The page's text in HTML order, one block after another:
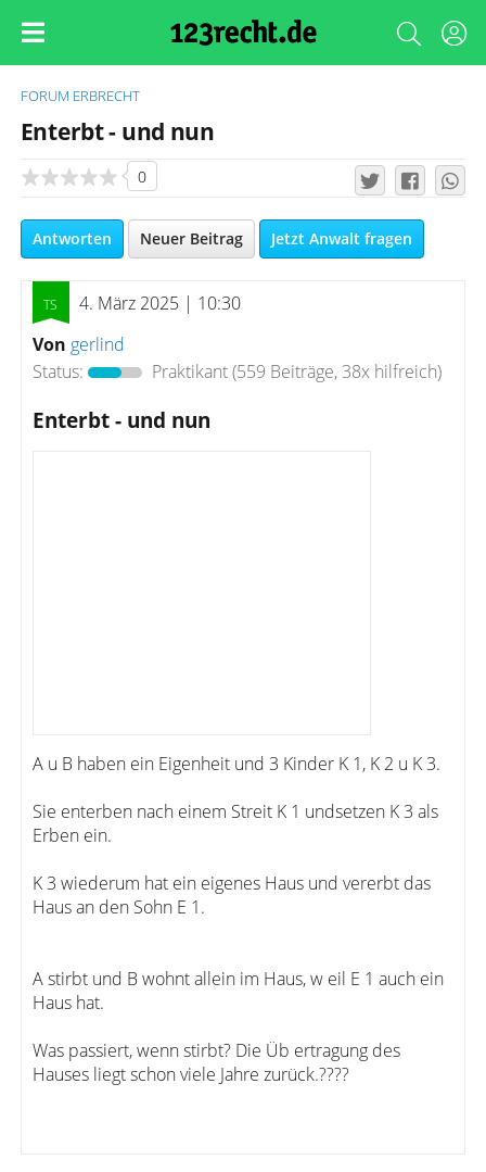
FORUM ERBRECHT
Enterbt - und nun
0
Antworten Neuer Beitrag Jetzt Anwalt fragen
4. März 2025 | 10:30
Von gerlind
Status:
Praktikant(559 Beiträge, 38x hilfreich)
Enterbt - und nun
A u B haben ein Eigenheit und 3 Kinder K 1, K 2 u K 3.
Sie enterben nach einem Streit K 1 undsetzen K 3 als
Erben ein.
K 3 wiederum hat ein eigenes Haus und vererbt das
Haus an den Sohn E 1.
A stirbt und B wohnt allein im Haus, w eil E 1 auch ein
Haus hat.
Was passiert, wenn stirbt? Die Üb ertragung des
Hauses liegt schon viele Jahre zurück.????